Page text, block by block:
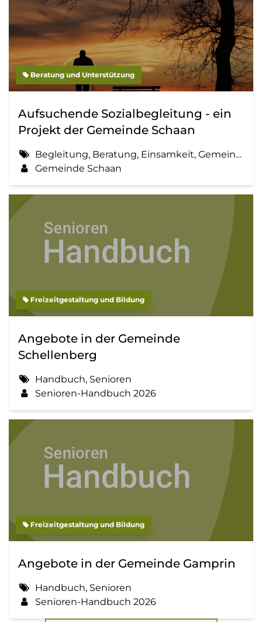
Beratung und Unterstützung
Aufsuchende Sozialbegleitung - ein
Projekt der Gemeinde Schaan
Begleitung, Beratung, Einsamkeit, Gemeinde, Information, Sozialbegleitung
Gemeinde Schaan
Freizeitgestaltung und Bildung
Angebote in der Gemeinde
Schellenberg
Handbuch, Senioren
Senioren-Handbuch 2026
Freizeitgestaltung und Bildung
Angebote in der Gemeinde Gamprin
Handbuch, Senioren
Senioren-Handbuch 2026